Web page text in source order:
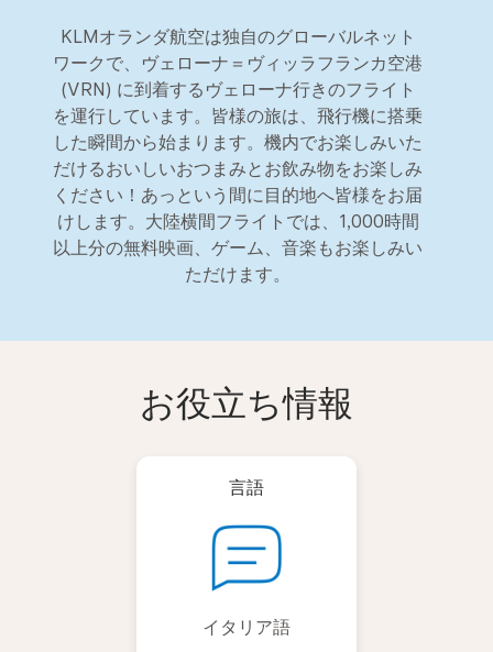
KLMオランダ航空は独自のグローバルネット
ワークで、ヴェローナ＝ヴィッラフランカ空港
(VRN) に到着するヴェローナ行きのフライト
を運行しています。皆様の旅は、飛行機に搭乗
した瞬間から始まります。機内でお楽しみいた
だけるおいしいおつまみとお飲み物をお楽しみ
ください！あっという間に目的地へ皆様をお届
けします。大陸横間フライトでは、1,000時間
以上分の無料映画、ゲーム、音楽もお楽しみい
ただけます。
お役立ち情報
言語
イタリア語